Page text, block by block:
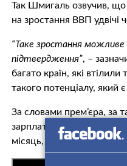
Так Шмигаль озвучив, що
на зростання ВВП удвічі
“Таке зростання можливе
підтвердження”, –
багато країн, які
такого потенціалу, який
За словами прем’єра, за
зарплата збільшиться
місяць, а пенсія – втричі,